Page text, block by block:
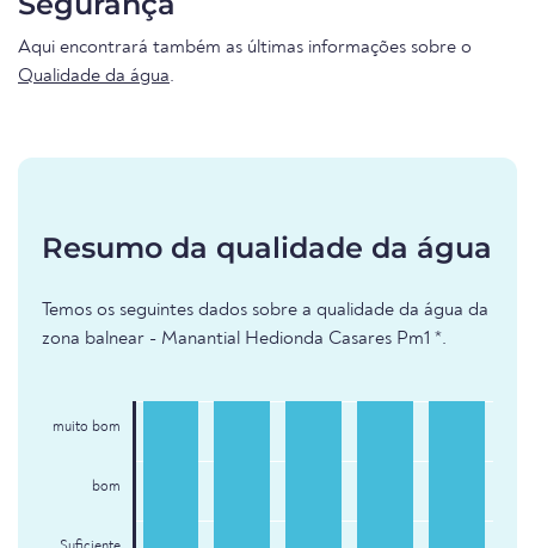
Aqui encontrará também as últimas informações sobre o
Qualidade da água.
Resumo da qualidade da água
Temos os seguintes dados sobre a qualidade da água da
zona balnear - Manantial Hedionda Casares Pm1 *.
muito bom
bom